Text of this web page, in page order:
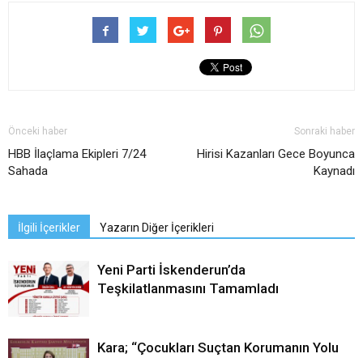
Önceki haber
HBB İlaçlama Ekipleri 7/24
Sahada
Sonraki haber
Hirisi Kazanları Gece Boyunca
Kaynadı
İlgili İçerikler Yazarın Diğer İçerikleri
Yeni Parti İskenderun’da
Teşkilatlanmasını Tamamladı
Kara; “Çocukları Suçtan Korumanın Yolu